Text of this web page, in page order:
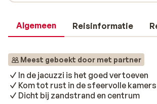
Algemeen Reisinformatie
Meest geboekt door met partner
In de jacuzzi is het goed vertoeven
Kom tot rust in de sfeervolle kamers
Dicht bij zandstrand en centrum